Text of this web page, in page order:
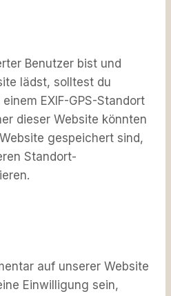
Benutzer bist und
lädst, solltest du
EXIF-GPS-Standort
dieser Website könnten
gespeichert sind,
Standort-
auf unserer Website
Einwilligung sein,